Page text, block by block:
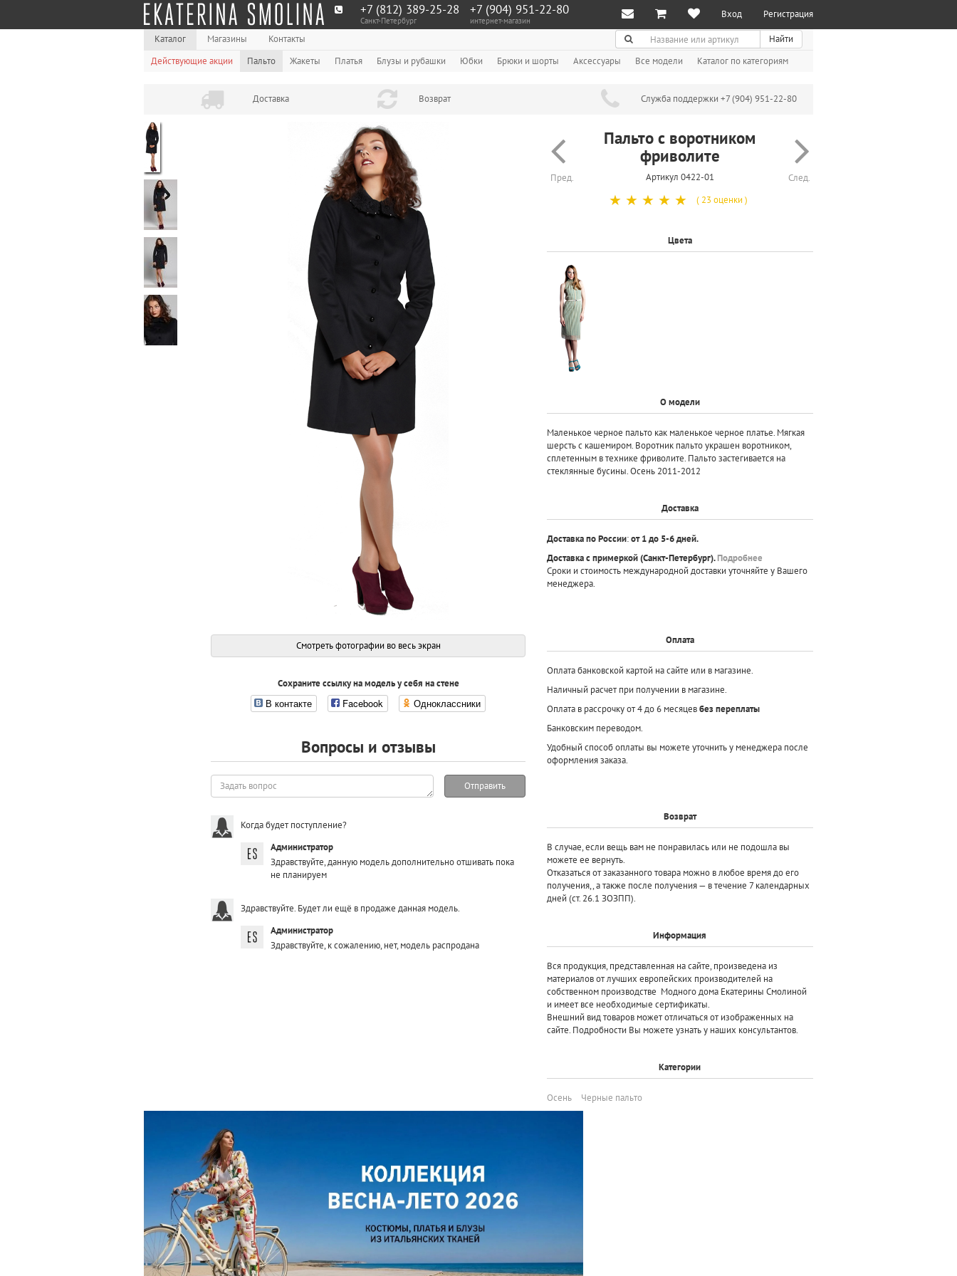
+7 (812) 389-25-28
Санкт-Петербург
+7 (904) 951‑22‑80
интернет-магазин
Вход Регистрация
Каталог Магазины Контакты Поиск
Найти
Действующие акции
Пальто Жакеты Платья Блузы и рубашки Юбки Брюки и шорты Аксессуары Все модели Каталог по категориям
Доставка Возврат Служба поддержки +7 (904) 951-22-80
Смотреть фотографии во весь экран
Сохраните ссылку на модель у себя на стене
В контакте Facebook Одноклассники
Вопросы и отзывы
Задать
вопрос
Отправить
Когда будет поступление?
Администратор
Здравствуйте, данную модель дополнительно отшивать пока
не планируем
Здравствуйте. Будет ли ещё в продаже данная модель.
Администратор
Здравствуйте, к сожалению, нет, модель распродана
Пред.
Пальто с воротником
фриволите
Артикул 0422-01 След.
☆
☆
☆
☆
☆ ( 23 оценки )
Цвета
О модели
Маленькое черное пальто как маленькое черное платье. Мягкая
шерсть с кашемиром. Воротник пальто украшен воротником,
сплетенным в технике фриволите. Пальто застегивается на
стеклянные бусины. Осень 2011-2012
Доставка
Доставка по России:от 1 до 5-6 дней.
Доставка с примеркой(Санкт-Петербург).Подробнее
Сроки и стоимость международной доставки уточняйте у Вашего
менеджера.
Оплата
Оплата банковской картой на сайте или в магазине.
Наличный расчет при получении в магазине.
Оплата в рассрочку от 4 до 6 месяцевбез переплаты
Банковским переводом.
Удобный способ оплаты вы можете уточнить у менеджера после
оформления заказа.
Возврат
В случае, если вещь вам не понравилась или не подошла вы
можете ее вернуть.
Отказаться от заказанного товара можно в любое время до его
получения,, а также после получения — в течение 7 календарных
дней (ст. 26.1 ЗОЗПП).
Информация
Вся продукция, представленная на сайте, произведена из
материалов от лучших европейских производителей на
собственном производстве Модного дома Екатерины Смолиной
и имеет все необходимые сертификаты.
Внешний вид товаров может отличаться от изображенных на
сайте. Подробности Вы можете узнать у наших консультантов.
Категории
Осень Черные пальто